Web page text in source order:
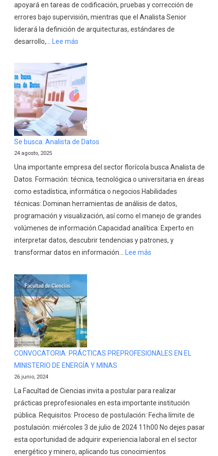
apoyará en tareas de codificación, pruebas y corrección de
errores bajo supervisión, mientras que el Analista Senior
liderará la definición de arquitecturas, estándares de
desarrollo,… Lee más:
busca:
Desarrollador
de
Software
proyecto
HIS
Hospital
UCE
Se busca: Analista de Datos
24 agosto, 2025
Una importante empresa del sector florícola busca Analista de
Datos. Formación: técnica, tecnológica o universitaria en áreas
como estadística, informática o negocios.Habilidades
técnicas: Dominan herramientas de análisis de datos,
programación y visualización, así como el manejo de grandes
volúmenes de información.Capacidad analítica: Experto en
interpretar datos, descubrir tendencias y patrones, y
transformar datos en información…
Lee más:
CONVOCATORIA: PRÁCTICAS PREPROFESIONALES EN EL
MINISTERIO DE ENERGÍA Y MINAS
26 junio, 2024
La Facultad de Ciencias invita a postular para realizar
prácticas preprofesionales en esta importante institución
pública. Requisitos: Proceso de postulación: Fecha límite de
postulación: miércoles 3 de julio de 2024 11h00 No dejes pasar
esta oportunidad de adquirir experiencia laboral en el sector
energético y minero, aplicando tus conocimientos